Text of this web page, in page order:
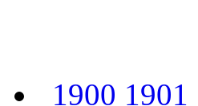
1900 1901